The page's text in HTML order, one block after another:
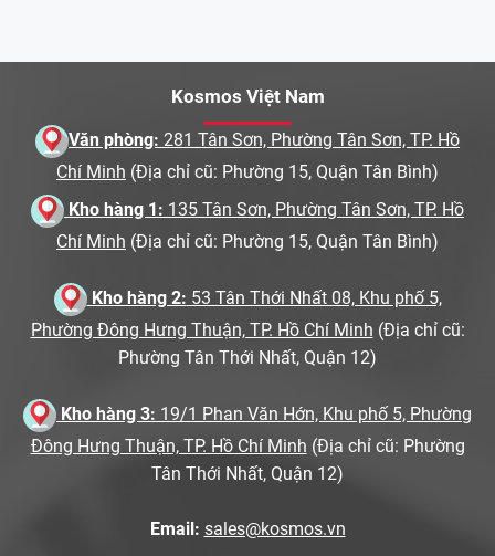
Kosmos Việt Nam
Văn phòng: 281 Tân Sơn, Phường Tân Sơn, TP. Hồ
Chí Minh (Địa chỉ cũ: Phường 15, Quận Tân Bình)
Kho hàng 1: 135 Tân Sơn, Phường Tân Sơn, TP. Hồ
Chí Minh (Địa chỉ cũ: Phường 15, Quận Tân Bình)
Kho hàng 2: 53 Tân Thới Nhất 08, Khu phố 5,
Phường Đông Hưng Thuận, TP. Hồ Chí Minh (Địa chỉ cũ:
Phường Tân Thới Nhất, Quận 12)
Kho hàng 3: 19/1 Phan Văn Hớn, Khu phố 5, Phường
Đông Hưng Thuận, TP. Hồ Chí Minh (Địa chỉ cũ: Phường
Tân Thới Nhất, Quận 12)
Email: sales@kosmos.vn